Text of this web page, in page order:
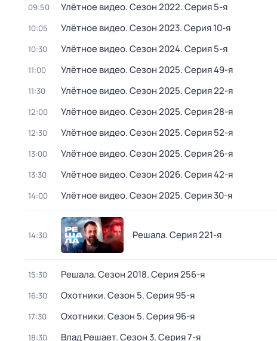
09:50 Улётное видео. Сезон 2022. Серия 5-я
10:05 Улётное видео. Сезон 2023. Серия 10-я
10:30 Улётное видео. Сезон 2024. Серия 5-я
11:00 Улётное видео. Сезон 2025. Серия 49-я
11:30 Улётное видео. Сезон 2025. Серия 22-я
12:00 Улётное видео. Сезон 2025. Серия 28-я
12:30 Улётное видео. Сезон 2025. Серия 52-я
13:00 Улётное видео. Сезон 2025. Серия 26-я
13:30 Улётное видео. Сезон 2026. Серия 42-я
14:00 Улётное видео. Сезон 2025. Серия 30-я
14:30 Решала. Серия 221-я
15:30 Решала. Сезон 2018. Серия 256-я
16:30 Охотники. Сезон 5. Серия 95-я
17:30 Охотники. Сезон 5. Серия 96-я
18:30 Влад Решает. Сезон 3. Серия 7-я